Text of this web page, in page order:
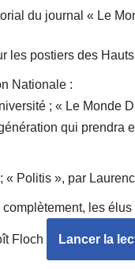
du journal « Le
les postiers des
Nationale :
; « Le Monde
qui prendra
« Politis », par
les
Floch Lancer la